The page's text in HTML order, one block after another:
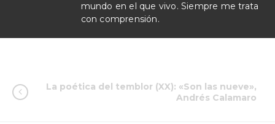
mundo en el que vivo. Siempre me trata
con comprensión.
La poética del temblor (XX): «Son las nueve»,
Andrés Calamaro